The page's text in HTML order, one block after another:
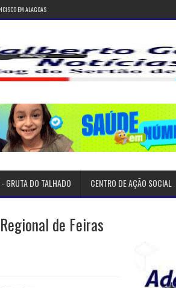
EM ALAGOAS
GRUTA DO TALHADO CENTRO DE AÇÃO SOCIAL
de Feiras